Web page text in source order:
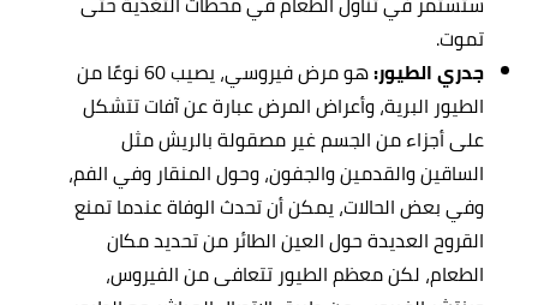
تموت.
جدري الطيور:
هو مرض فيروسي، يصيب 60 نوعًا من
الطيور البرية، وأعراض المرض عبارة عن آفات تتشكل
على أجزاء من الجسم غير مصقولة بالريش مثل
الساقين والقدمين والجفون، وحول المنقار وفي الفم،
وفي بعض الحالات، يمكن أن تحدث الوفاة عندما تمنع
القروح العديدة حول العين الطائر من تحديد مكان
الطعام، لكن معظم الطيور تتعافى من الفيروس،